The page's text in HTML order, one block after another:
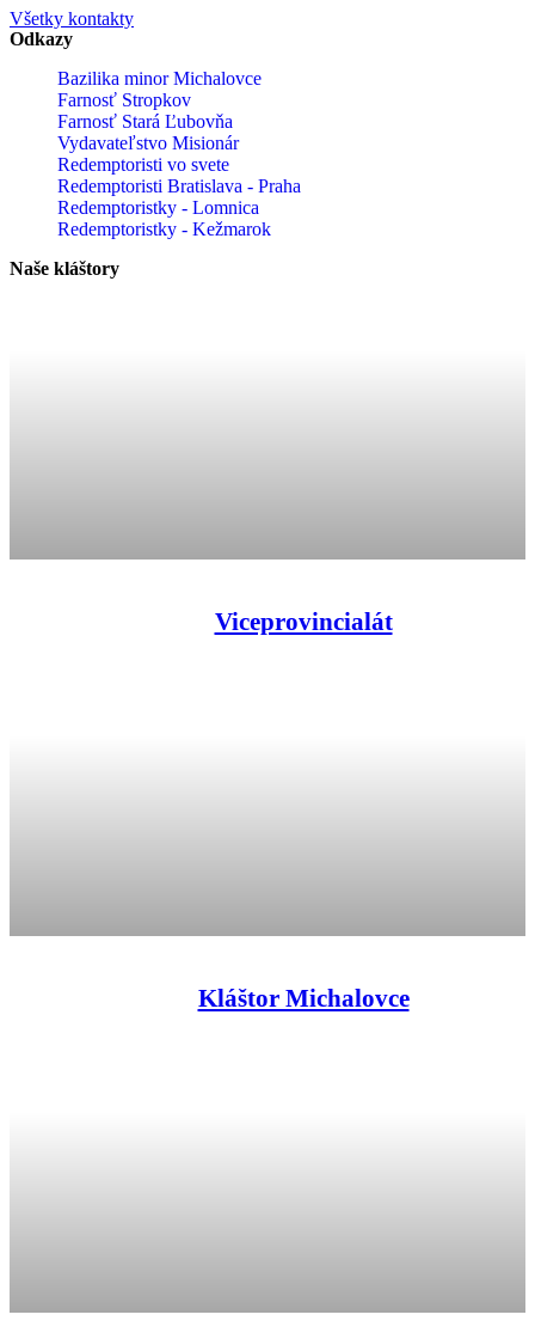
Všetky kontakty
Odkazy
Bazilika minor Michalovce
Farnosť Stropkov
Farnosť Stará Ľubovňa
Vydavateľstvo Misionár
Redemptoristi vo svete
Redemptoristi Bratislava - Praha
Redemptoristky - Lomnica
Redemptoristky - Kežmarok
Naše kláštory
Viceprovincialát
Kláštor Michalovce